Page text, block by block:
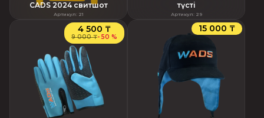
CADS 2024 свитшот
Артикул: 21
түсті
Артикул: 29
4 500 ₸
9 000 ₸- 50 %
15 000 ₸